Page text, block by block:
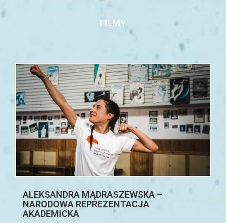
FILMY
ALEKSANDRA MĄDRASZEWSKA –
NARODOWA REPREZENTACJA
AKADEMICKA